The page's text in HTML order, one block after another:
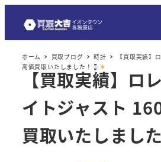
ホーム 買取ブログ 時計
【買取実績】
高価買取いたしました！
【買取実績】ロ
イトジャスト
買取いたしまし